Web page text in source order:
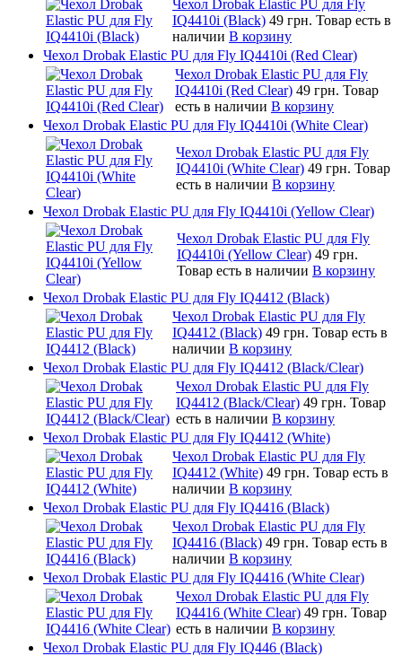
Чехол Drobak Elastic PU для Fly
IQ4410i (Black) 49 грн. Товар есть в
наличии В корзину
Чехол Drobak Elastic PU для Fly IQ4410i (Red Clear)
Чехол Drobak Elastic PU для Fly
IQ4410i (Red Clear) 49 грн. Товар
есть в наличии В корзину
Чехол Drobak Elastic PU для Fly IQ4410i (White Clear)
Чехол Drobak Elastic PU для Fly
IQ4410i (White Clear) 49 грн. Товар
есть в наличии В корзину
Чехол Drobak Elastic PU для Fly IQ4410i (Yellow Clear)
Чехол Drobak Elastic PU для Fly
IQ4410i (Yellow Clear) 49 грн.
Товар есть в наличии В корзину
Чехол Drobak Elastic PU для Fly IQ4412 (Black)
Чехол Drobak Elastic PU для Fly
IQ4412 (Black) 49 грн. Товар есть в
наличии В корзину
Чехол Drobak Elastic PU для Fly IQ4412 (Black/Clear)
Чехол Drobak Elastic PU для Fly
IQ4412 (Black/Clear) 49 грн. Товар
есть в наличии В корзину
Чехол Drobak Elastic PU для Fly IQ4412 (White)
Чехол Drobak Elastic PU для Fly
IQ4412 (White) 49 грн. Товар есть в
наличии В корзину
Чехол Drobak Elastic PU для Fly IQ4416 (Black)
Чехол Drobak Elastic PU для Fly
IQ4416 (Black) 49 грн. Товар есть в
наличии В корзину
Чехол Drobak Elastic PU для Fly IQ4416 (White Clear)
Чехол Drobak Elastic PU для Fly
IQ4416 (White Clear) 49 грн. Товар
есть в наличии В корзину
Чехол Drobak Elastic PU для Fly IQ446 (Black)